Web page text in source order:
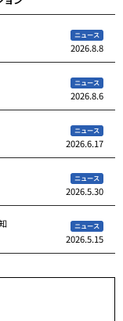
ニュース
2026.8.8
ニュース
2026.8.6
ニュース
2026.6.17
ニュース
2026.5.30
ニュース
2026.5.15